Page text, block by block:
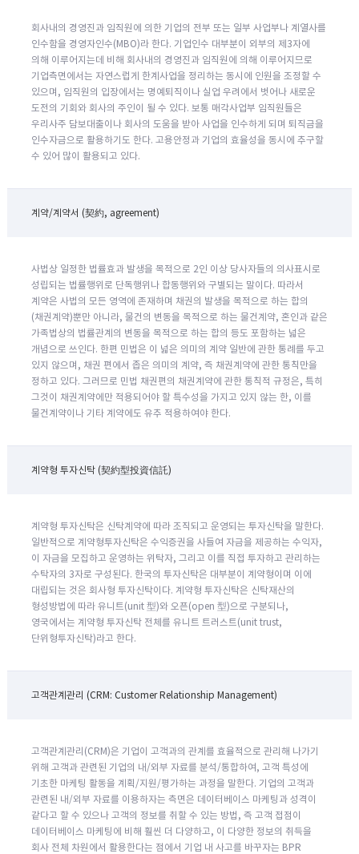
회사내의 경영진과 임직원에 의한 기업의 전부 또는 일부 사업부나 계열사를
인수함을 경영자인수(MBO)라 한다. 기업인수 대부분이 외부의 제3자에
의해 이루어지는데 비해 회사내의 경영진과 임직원에 의해 이루어지므로
기업측면에서는 자연스럽게 한계사업을 정리하는 동시에 인원을 조정할 수
있으며, 임직원의 입장에서는 명예퇴직이나 실업 우려에서 벗어나 새로운
도전의 기회와 회사의 주인이 될 수 있다. 보통 매각사업부 임직원들은
우리사주 담보대출이나 회사의 도움을 받아 사업을 인수하게 되며 퇴직금을
인수자금으로 활용하기도 한다. 고용안정과 기업의 효율성을 동시에 추구할
수 있어 많이 활용되고 있다.
계약/계약서 (契約, agreement)
사법상 일정한 법률효과 발생을 목적으로 2인 이상 당사자들의 의사표시로
성립되는 법률행위로 단독행위나 합동행위와 구별되는 말이다. 따라서
계약은 사법의 모든 영역에 존재하며 채권의 발생을 목적으로 하는 합의
(채권계약)뿐만 아니라, 물건의 변동을 목적으로 하는 물건계약, 혼인과 같은
가족법상의 법률관계의 변동을 목적으로 하는 합의 등도 포함하는 넓은
개념으로 쓰인다. 한편 민법은 이 넓은 의미의 계약 일반에 관한 통례를 두고
있지 않으며, 채권 편에서 좁은 의미의 계약, 즉 채권계약에 관한 통칙만을
정하고 있다. 그러므로 민법 채권편의 채권계약에 관한 통칙적 규정은, 특히
그것이 채권계약에만 적용되어야 할 특수성을 가지고 있지 않는 한, 이를
물건계약이나 기타 계약에도 유추 적용하여야 한다.
계약형 투자신탁 (契約型投資信託)
계약형 투자신탁은 신탁계약에 따라 조직되고 운영되는 투자신탁을 말한다.
일반적으로 계약형투자신탁은 수익증권을 사들여 자금을 제공하는 수익자,
이 자금을 모집하고 운영하는 위탁자, 그리고 이를 직접 투자하고 관리하는
수탁자의 3자로 구성된다. 한국의 투자신탁은 대부분이 계약형이며 이에
대립되는 것은 회사형 투자신탁이다. 계약형 투자신탁은 신탁재산의
형성방법에 따라 유니트(unit 型)와 오픈(open 型)으로 구분되나,
영국에서는 계약형 투자신탁 전체를 유니트 트러스트(unit trust,
단위형투자신탁)라고 한다.
고객관계관리 (CRM: Customer Relationship Management)
고객관계관리(CRM)은 기업이 고객과의 관계를 효율적으로 관리해 나가기
위해 고객과 관련된 기업의 내/외부 자료를 분석/통합하여, 고객 특성에
기초한 마케팅 활동을 계획/지원/평가하는 과정을 말한다. 기업의 고객과
관련된 내/외부 자료를 이용하자는 측면은 데이터베이스 마케팅과 성격이
같다고 할 수 있으나 고객의 정보를 취할 수 있는 방법, 즉 고객 접점이
데이터베이스 마케팅에 비해 훨씬 더 다양하고, 이 다양한 정보의 취득을
회사 전체 차원에서 활용한다는 점에서 기업 내 사고를 바꾸자는 BPR